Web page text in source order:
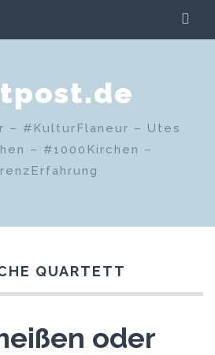
– #KulturFlaneur – Utes
– #1000Kirchen –
QUARTETT
oder